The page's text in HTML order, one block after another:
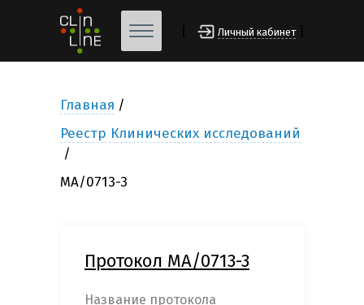
Личный кабинет
Главная
Реестр Клинических исследований
МА/0713-3
Протокол МА/0713-3
Название протокола